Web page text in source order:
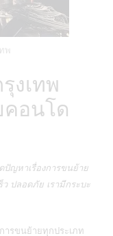
พ
งเทพ
คอนโด
ปัญหาเรื่องการขนย้าย
ว ปลอดภัย เรามีกระบะ
ารขนย้ายทุกประเภท